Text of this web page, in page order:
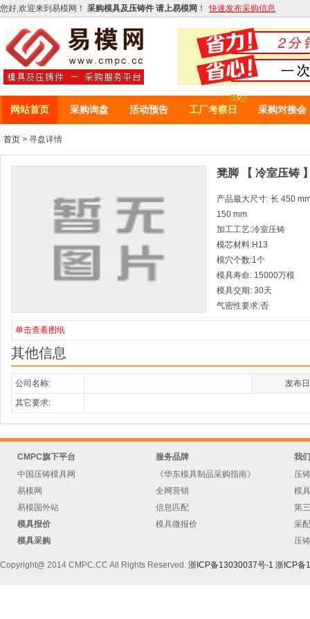
您好,欢迎来到易模网！ 采购模具及压铸件 请上易模网 ！ 快速发布采购信息
网站首页 采购询盘 活动预告 工厂考察日 采购对接会
首页 > 寻盘详情
凳脚 【 冷室压铸
产品最大尺寸: 长 450
150 mm
加工工艺:冷室压铸
模芯材料:H13
模穴个数:1个
模具寿命: 15000万模
模具交期: 30天
气密性要求:否
单击查看图纸
其他信息
公司名称:
发布
其它要求:
CMPC旗下平台
中国压铸模具网
易模网
易模国外站
模具报价
模具采购
服务品牌
《华东模具制品采购指南》
全网营销
信息匹配
模具微报价
我
压
模
第
采
压
Copyright@ 2014 CMPC.CC All Rights Reserved. 浙ICP备13030037号-1 浙ICP备